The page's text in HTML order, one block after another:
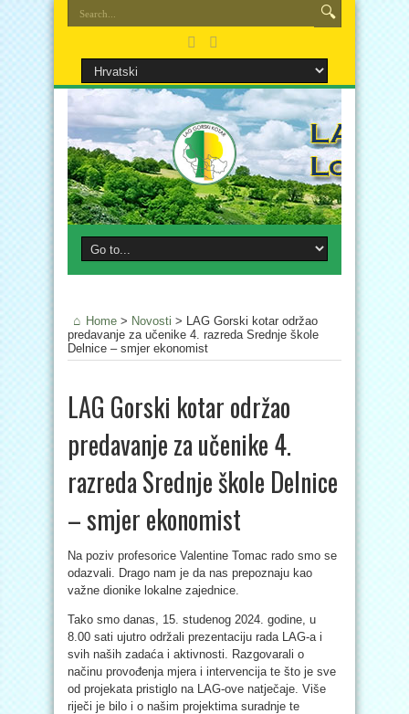
Home > Novosti > LAG Gorski kotar održao
predavanje za učenike 4. razreda Srednje škole
Delnice – smjer ekonomist
LAG Gorski kotar održao
predavanje za učenike 4.
razreda Srednje škole Delnice
– smjer ekonomist
Na poziv profesorice Valentine Tomac rado smo se
odazvali. Drago nam je da nas prepoznaju kao
važne dionike lokalne zajednice.
Tako smo danas, 15. studenog 2024. godine, u
8.00 sati ujutro održali prezentaciju rada LAG-a i
svih naših zadaća i aktivnosti. Razgovarali o
načinu provođenja mjera i intervencija te što je sve
od projekata pristiglo na LAG-ove natječaje. Više
riječi je bilo i o našim projektima suradnje te